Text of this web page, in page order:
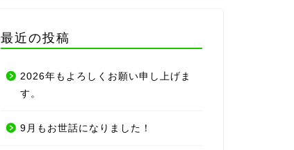
最近の投稿
2026年もよろしくお願い申し上げま
す。
9月もお世話になりました！